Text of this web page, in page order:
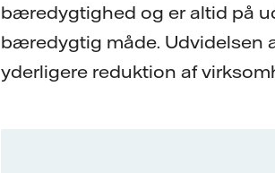
bæredygtighed og er altid på
bæredygtig måde. Udvidelsen
yderligere reduktion af